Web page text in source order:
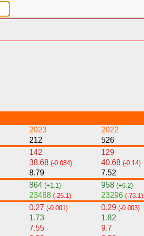
2023 2022
212 526
142 129
38.68 (-0.084) 40.68 (-0.14)
8.79 7.52
864 (+1.1) 958 (+6.2)
23488 (-26.1) 23296 (-73.1)
0.27 (-0.001) 0.29 (-0.003)
1.73 1.82
7.55 9.7